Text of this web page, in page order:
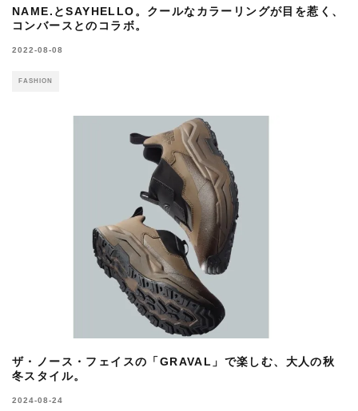
NAME.とSAYHELLO。クールなカラーリングが目を惹く、
コンバースとのコラボ。
2022-08-08
FASHION
ザ・ノース・フェイスの「GRAVAL」で楽しむ、大人の秋
冬スタイル。
2024-08-24